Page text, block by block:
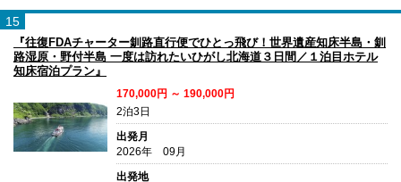
15
『往復FDAチャーター釧路直行便でひとっ飛び！世界遺産知床半島・釧
路湿原・野付半島 一度は訪れたいひがし北海道３日間／１泊目ホテル
知床宿泊プラン』
170,000円 ～ 190,000円
2泊3日
出発月
2026年 09月
出発地